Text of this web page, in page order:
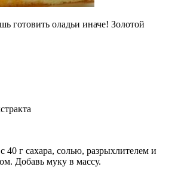
готовить оладьи иначе! Золотой
40 г сахара, солью, разрыхлителем и
Добавь муку в массу.